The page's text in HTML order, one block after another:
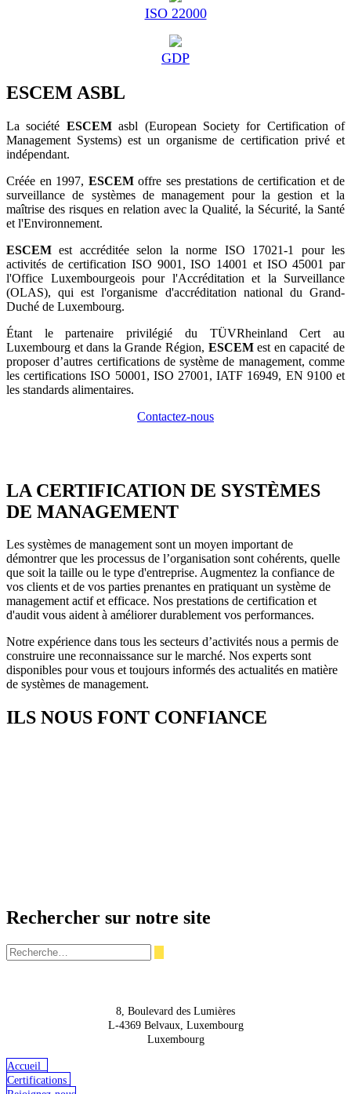
ISO 22000
GDP
ESCEM ASBL
La société ESCEMasbl (European Society for Certification of
Management Systems) est un organisme de certification privé et
indépendant.
Créée en 1997, ESCEM offre ses prestations de certification et de
surveillance de systèmes de management pour la gestion et la
maîtrise des risques en relation avec la Qualité, la Sécurité, la Santé
et l'Environnement.
ESCEMest accréditée selon la norme ISO 17021-1 pour les
activités de certification ISO 9001, ISO 14001 et ISO 45001 par
l'Office Luxembourgeois pour l'Accréditation et la Surveillance
(OLAS), qui est l'organisme d'accréditation national du Grand-
Duché de Luxembourg.
Étant le partenaire privilégié du TÜVRheinland Cert au
Luxembourg et dans la Grande Région, ESCEMest en capacité de
proposer d’autres certifications de système de management, comme
les certifications ISO 50001, ISO 27001, IATF 16949, EN 9100 et
les standards alimentaires.
Contactez-nous
LA CERTIFICATION DE SYSTÈMES
DE MANAGEMENT
Les systèmes de management sont un moyen important de
démontrer que les processus de l’organisation sont cohérents, quelle
que soit la taille ou le type d'entreprise. Augmentez la confiance de
vos clients et de vos parties prenantes en pratiquant un système de
management actif et efficace. Nos prestations de certification et
d'audit vous aident à améliorer durablement vos performances.
Notre expérience dans tous les secteurs d’activités nous a permis de
construire une reconnaissance sur le marché. Nos experts sont
disponibles pour vous et toujours informés des actualités en matière
de systèmes de management.
ILS NOUS FONT CONFIANCE
Rechercher sur notre site
8, Boulevard des Lumières
L-4369 Belvaux, Luxembourg
Luxembourg
Accueil
Cer​tifications